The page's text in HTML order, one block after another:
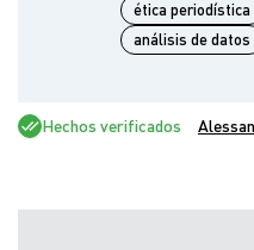
ética periodística
análisis de datos
Hechos verificados